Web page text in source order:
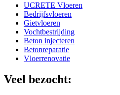
UCRETE Vloeren
Bedrijfsvloeren
Gietvloeren
Vochtbestrijding
Beton injecteren
Betonreparatie
Vloerrenovatie
Veel bezocht: